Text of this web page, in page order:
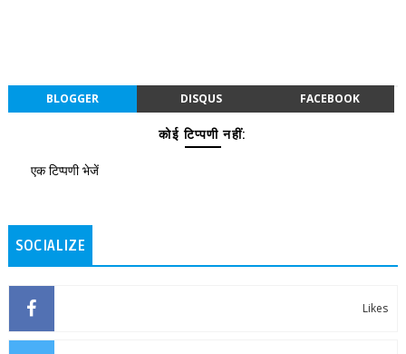
BLOGGER DISQUS FACEBOOK
कोई टिप्पणी नहीं:
एक टिप्पणी भेजें
SOCIALIZE
Likes